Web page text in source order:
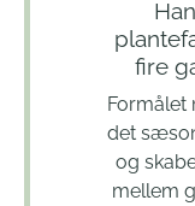
fire
Formålet
det
og
mellem